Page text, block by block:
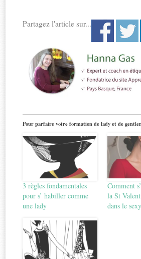
Partagez l'article sur...
Pour parfaire votre formation de lady et de
3 règles fondamentales
pour s’ habiller comme
une lady
Comment
la St
dans le